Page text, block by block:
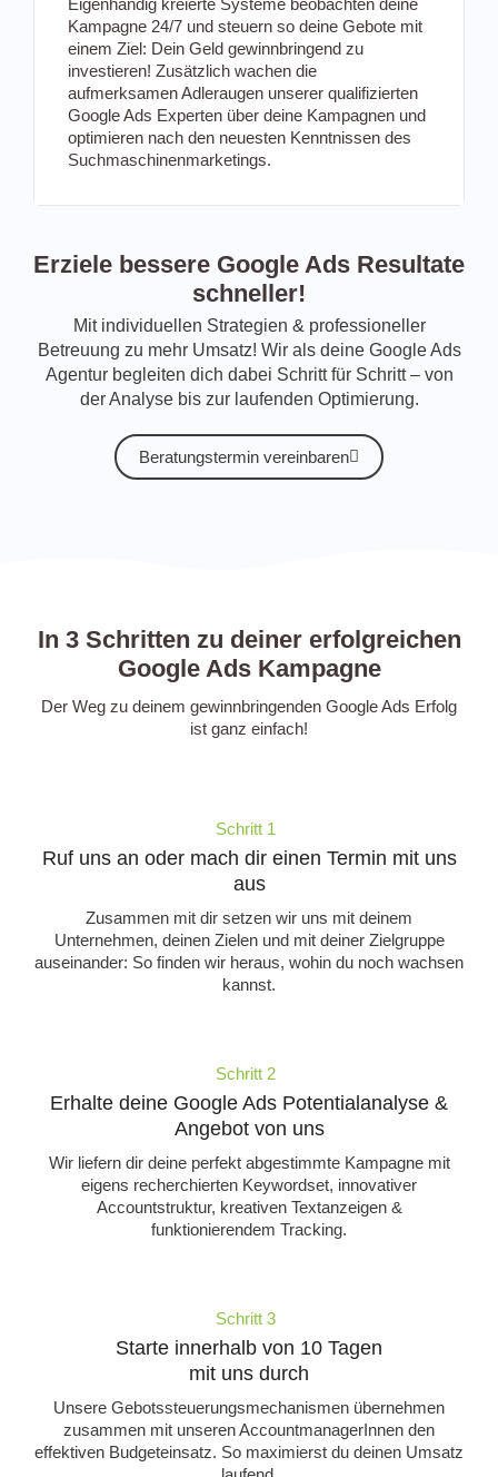
Eigenhändig kreierte Systeme beobachten deine
Kampagne 24/7 und steuern so deine Gebote mit
einem Ziel: Dein Geld gewinnbringend zu
investieren! Zusätzlich wachen die
aufmerksamen Adleraugen unserer qualifizierten
Google Ads Experten über deine Kampagnen und
optimieren nach den neuesten Kenntnissen des
Suchmaschinenmarketings.
Erziele bessere Google Ads Resultate
schneller!
Mit individuellen Strategien & professioneller
Betreuung zu mehr Umsatz! Wir als deine Google Ads
Agentur begleiten dich dabei Schritt für Schritt – von
der Analyse bis zur laufenden Optimierung.
Beratungstermin vereinbaren
In 3 Schritten zu deiner erfolgreichen
Google Ads Kampagne
Der Weg zu deinem gewinnbringenden Google Ads Erfolg
ist ganz einfach!
Schritt 1
Ruf uns an oder mach dir einen Termin mit uns
aus
Zusammen mit dir setzen wir uns mit deinem
Unternehmen, deinen Zielen und mit deiner Zielgruppe
auseinander: So finden wir heraus, wohin du noch wachsen
kannst.
Schritt 2
Erhalte deine Google Ads Potentialanalyse &
Angebot von uns
Wir liefern dir deine perfekt abgestimmte Kampagne mit
eigens recherchierten Keywordset, innovativer
Accountstruktur, kreativen Textanzeigen &
funktionierendem Tracking.
Schritt 3
Starte innerhalb von 10 Tagen
mit uns durch
Unsere Gebotssteuerungsmechanismen übernehmen
zusammen mit unseren AccountmanagerInnen den
effektiven Budgeteinsatz. So maximierst du deinen Umsatz